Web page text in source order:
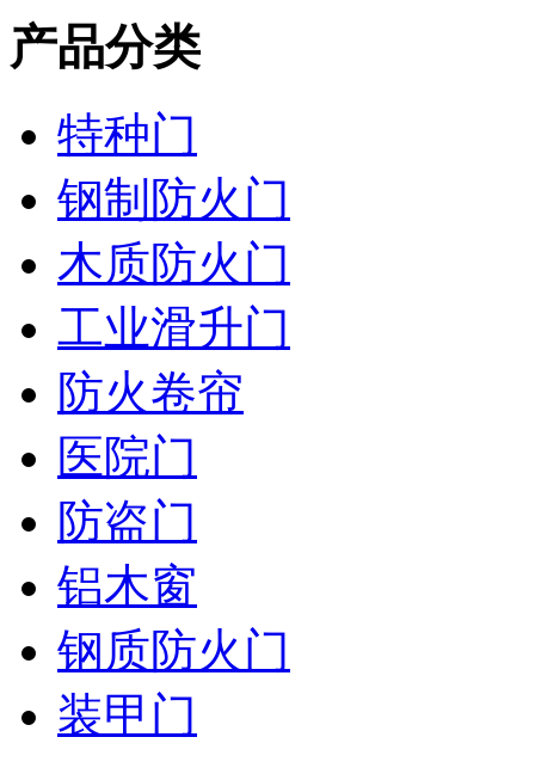
产品分类
特种门
钢制防火门
木质防火门
工业滑升门
防火卷帘
医院门
防盗门
铝木窗
钢质防火门
装甲门